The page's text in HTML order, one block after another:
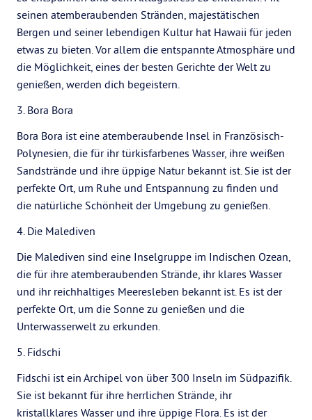
seinen atemberaubenden Stränden, majestätischen
Bergen und seiner lebendigen Kultur hat Hawaii für jeden
etwas zu bieten. Vor allem die entspannte Atmosphäre und
die Möglichkeit, eines der besten Gerichte der Welt zu
genießen, werden dich begeistern.
3. Bora Bora
Bora Bora ist eine atemberaubende Insel in Französisch-
Polynesien, die für ihr türkisfarbenes Wasser, ihre weißen
Sandstrände und ihre üppige Natur bekannt ist. Sie ist der
perfekte Ort, um Ruhe und Entspannung zu finden und
die natürliche Schönheit der Umgebung zu genießen.
4. Die Malediven
Die Malediven sind eine Inselgruppe im Indischen Ozean,
die für ihre atemberaubenden Strände, ihr klares Wasser
und ihr reichhaltiges Meeresleben bekannt ist. Es ist der
perfekte Ort, um die Sonne zu genießen und die
Unterwasserwelt zu erkunden.
5. Fidschi
Fidschi ist ein Archipel von über 300 Inseln im Südpazifik.
Sie ist bekannt für ihre herrlichen Strände, ihr
kristallklares Wasser und ihre üppige Flora. Es ist der